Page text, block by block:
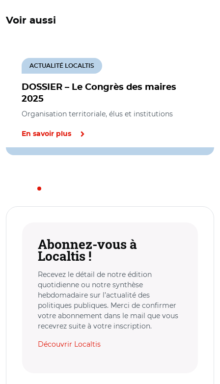
Voir aussi
DOSSIER – Le Congrès des maires
2025
ACTUALITÉ LOCALTIS
Organisation territoriale, élus et institutions
En savoir plus
Abonnez-vous à
Localtis !
Recevez le détail de notre édition
quotidienne ou notre synthèse
hebdomadaire sur l’actualité des
politiques publiques. Merci de confirmer
votre abonnement dans le mail que vous
recevrez suite à votre inscription.
Découvrir Localtis